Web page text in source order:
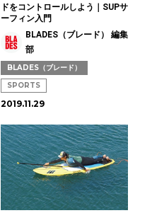
ドをコントロールしよう｜SUPサ
ーフィン入門
BLADES（ブレード） 編集
部
BLADES（ブレード）
SPORTS
2019.11.29